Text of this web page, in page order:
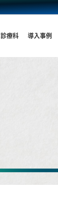
診療科 導入事例